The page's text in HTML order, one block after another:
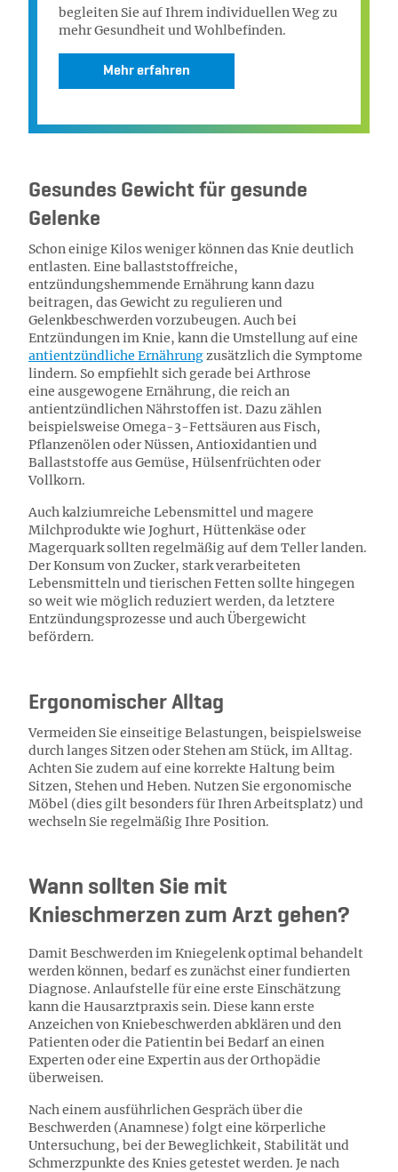
begleiten Sie auf Ihrem individuellen Weg zu
mehr Gesundheit und Wohlbefinden.
Mehr erfahren
Gesundes Gewicht für gesunde
Gelenke
Schon einige Kilos weniger können das Knie deutlich
entlasten. Eine ballaststoffreiche,
entzündungshemmende Ernährung kann dazu
beitragen, das Gewicht zu regulieren und
Gelenkbeschwerden vorzubeugen. Auch bei
Entzündungen im Knie, kann die Umstellung auf eine
antientzündliche Ernährungzusätzlich die Symptome
lindern. So empfiehlt sich gerade bei Arthrose
eine ausgewogene Ernährung, die reich an
antientzündlichen Nährstoffen ist. Dazu zählen
beispielsweise Omega-3-Fettsäuren aus Fisch,
Pflanzenölen oder Nüssen, Antioxidantien und
Ballaststoffe aus Gemüse, Hülsenfrüchten oder
Vollkorn.
Auch kalziumreiche Lebensmittel und magere
Milchprodukte wie Joghurt, Hüttenkäse oder
Magerquark sollten regelmäßig auf dem Teller landen.
Der Konsum von Zucker, stark verarbeiteten
Lebensmitteln und tierischen Fetten sollte hingegen
so weit wie möglich reduziert werden, da letztere
Entzündungsprozesse und auch Übergewicht
befördern.
Ergonomischer Alltag
Vermeiden Sie einseitige Belastungen, beispielsweise
durch langes Sitzen oder Stehen am Stück, im Alltag.
Achten Sie zudem auf eine korrekte Haltung beim
Sitzen, Stehen und Heben. Nutzen Sie ergonomische
Möbel (dies gilt besonders für Ihren Arbeitsplatz) und
wechseln Sie regelmäßig Ihre Position.
Wann sollten Sie mit
Knieschmerzen zum Arzt gehen?
Damit Beschwerden im Kniegelenk optimal behandelt
werden können, bedarf es zunächst einer fundierten
Diagnose. Anlaufstelle für eine erste Einschätzung
kann die Hausarztpraxis sein. Diese kann erste
Anzeichen von Kniebeschwerden abklären und den
Patienten oder die Patientin bei Bedarf an einen
Experten oder eine Expertin aus der Orthopädie
überweisen.
Nach einem ausführlichen Gespräch über die
Beschwerden (Anamnese) folgt eine körperliche
Untersuchung, bei der Beweglichkeit, Stabilität und
Schmerzpunkte des Knies getestet werden. Je nach